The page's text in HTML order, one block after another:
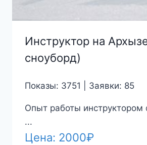
Инструктор на
сноуборд)
Показы: 3751 | Заявки: 85
Опыт работы инструктором
...
Цена: 2000₽